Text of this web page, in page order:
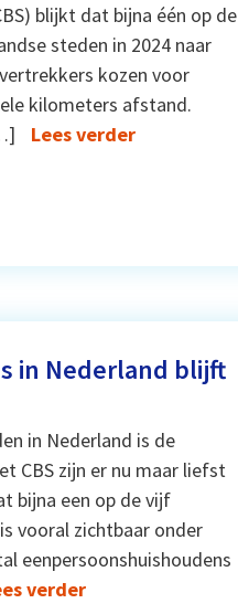
blijkt dat bijna één op de
steden in 2024 naar
kozen voor
kilometers afstand.
Lees verder
in Nederland blijft
in Nederland is de
CBS zijn er nu maar liefst
bijna een op de vijf
vooral zichtbaar onder
eenpersoonshuishoudens
verder